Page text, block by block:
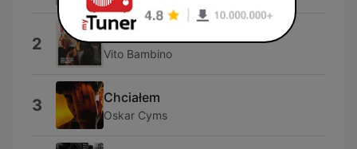
2 Dżentelmenel
Vito Bambino
3 Chciałem
Oskar Cyms